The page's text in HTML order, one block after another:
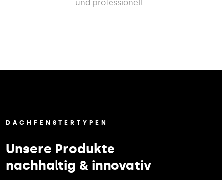
und professionell.
DACHFENSTERTYPEN
Unsere Produkte
nachhaltig & innovativ